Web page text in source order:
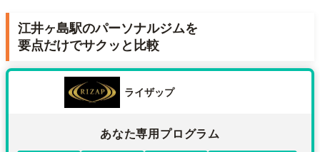
江井ヶ島駅のパーソナルジムを
要点だけでサクッと比較
ライザップ
あなた専用プログラム